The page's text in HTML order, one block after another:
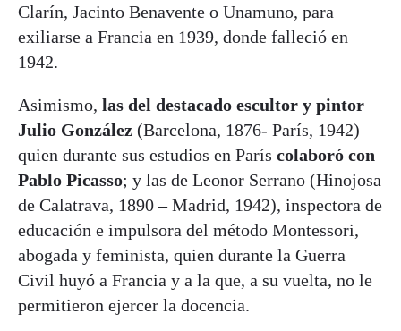
Clarín, Jacinto Benavente o Unamuno, para
exiliarse a Francia en 1939, donde falleció en
1942.
Asimismo, las del destacado escultor y pintor
Julio González (Barcelona, 1876- París, 1942)
quien durante sus estudios en París colaboró con
Pablo Picasso; y las de Leonor Serrano (Hinojosa
de Calatrava, 1890 – Madrid, 1942), inspectora de
educación e impulsora del método Montessori,
abogada y feminista, quien durante la Guerra
Civil huyó a Francia y a la que, a su vuelta, no le
permitieron ejercer la docencia.